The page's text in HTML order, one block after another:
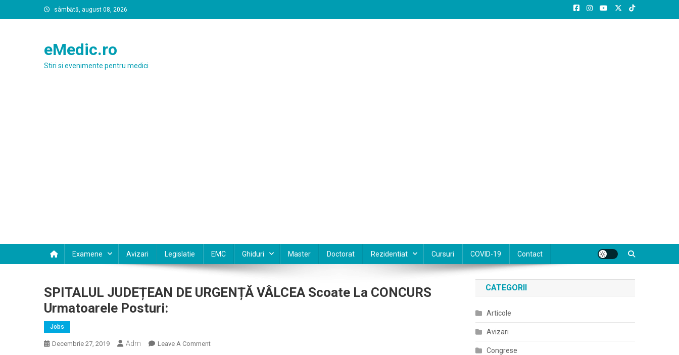
to
sâmbătă, august 08, 2026
eMedic.ro
Stiri si evenimente pentru medici
Examene Avizari Legislatie EMC Ghiduri Master Doctorat Rezidentiat Cursuri COVID-19 Contact
SPITALUL JUDEȚEAN DE URGENȚĂ VÂLCEA Scoate La CONCURS
Urmatoarele Posturi:
Jobs
Decembrie 27, 2019 Adm Leave A CommentOn
CATEGORII
Articole
Avizari
Congrese